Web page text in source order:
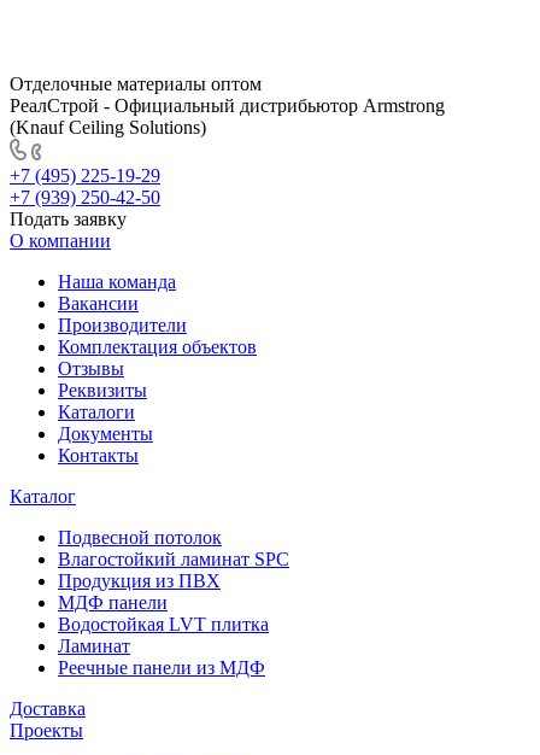
Отделочные материалы оптом
РеалСтрой - Официальный дистрибьютор Armstrong
(Knauf Ceiling Solutions)
+7 (495) 225-19-29
+7 (939) 250-42-50
Подать заявку
О компании
Наша команда
Вакансии
Производители
Комплектация объектов
Отзывы
Реквизиты
Каталоги
Документы
Контакты
Каталог
Подвесной потолок
Влагостойкий ламинат SPC
Продукция из ПВХ
МДФ панели
Водостойкая LVT плитка
Ламинат
Реечные панели из МДФ
Доставка
Проекты